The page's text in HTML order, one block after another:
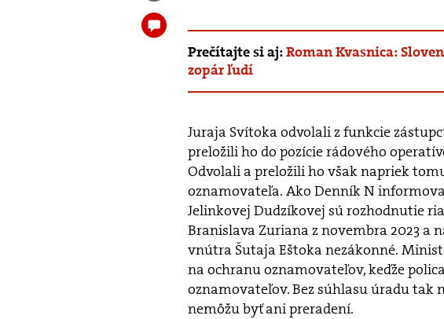
Prečítajte si aj:Roman Kvasnica:
zopár ľudí
Juraja Svítoka odvolali z funkcie
preložili ho do pozície rádového
Odvolali a preložili ho však napriek
oznamovateľa. Ako Denník N
Jelinkovej Dudzíkovej sú rozhodnutie
Branislava Zuriana z novembra 2023 a
vnútra Šutaja Eštoka nezákonné.
na ochranu oznamovateľov, keďže
oznamovateľov. Bez súhlasu úradu tak
nemôžu byť ani preradení.